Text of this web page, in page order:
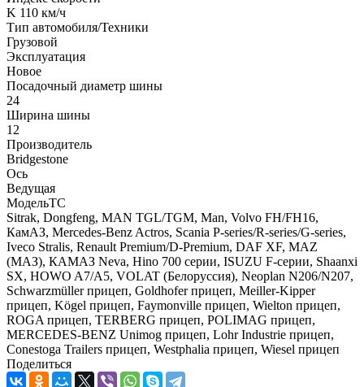
K 110 км/ч
Тип автомобиля/Техники
Грузовой
Эксплуатация
Новое
Посадочный диаметр шины
24
Ширина шины
12
Производитель
Bridgestone
Ось
Ведущая
МодельТС
Sitrak, Dongfeng, MAN TGL/TGM, Man, Volvo FH/FH16,
КамАЗ, Mercedes-Benz Actros, Scania P-series/R-series/G-series,
Iveco Stralis, Renault Premium/D-Premium, DAF XF, MAZ
(МАЗ), КАМАЗ Neva, Hino 700 серии, ISUZU F-серии, Shaanxi
SX, HOWO A7/A5, VOLAT (Белоруссия), Neoplan N206/N207,
Schwarzmüller прицеп, Goldhofer прицеп, Meiller-Kipper
прицеп, Kögel прицеп, Faymonville прицеп, Wielton прицеп,
ROGA прицеп, TERBERG прицеп, POLIMAG прицеп,
MERCEDES-BENZ Unimog прицеп, Lohr Industrie прицеп,
Conestoga Trailers прицеп, Westphalia прицеп, Wiesel прицеп
Поделиться